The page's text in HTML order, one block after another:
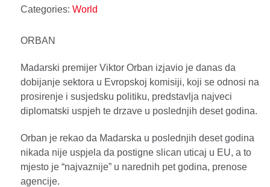
Categories: World
ORBAN
Madarski premijer Viktor Orban izjavio je danas da
dobijanje sektora u Evropskoj komisiji, koji se odnosi na
prosirenje i susjedsku politiku, predstavlja najveci
diplomatski uspjeh te drzave u poslednjih deset godina.
Orban je rekao da Madarska u poslednjih deset godina
nikada nije uspjela da postigne slican uticaj u EU, a to
mjesto je “najvaznije” u narednih pet godina, prenose
agencije.